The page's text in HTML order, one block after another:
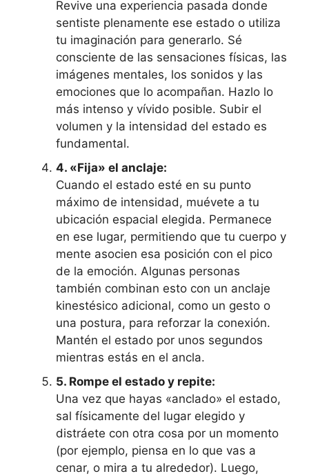
Revive una experiencia pasada donde
sentiste plenamente ese estado o utiliza
tu imaginación para generarlo. Sé
consciente de las sensaciones físicas, las
imágenes mentales, los sonidos y las
emociones que lo acompañan. Hazlo lo
más intenso y vívido posible. Subir el
volumen y la intensidad del estado es
fundamental.
4. «Fija» el anclaje:
Cuando el estado esté en su punto
máximo de intensidad, muévete a tu
ubicación espacial elegida. Permanece
en ese lugar, permitiendo que tu cuerpo y
mente asocien esa posición con el pico
de la emoción. Algunas personas
también combinan esto con un anclaje
kinestésico adicional, como un gesto o
una postura, para reforzar la conexión.
Mantén el estado por unos segundos
mientras estás en el ancla.
5. Rompe el estado y repite:
Una vez que hayas «anclado» el estado,
sal físicamente del lugar elegido y
distráete con otra cosa por un momento
(por ejemplo, piensa en lo que vas a
cenar, o mira a tu alrededor). Luego,